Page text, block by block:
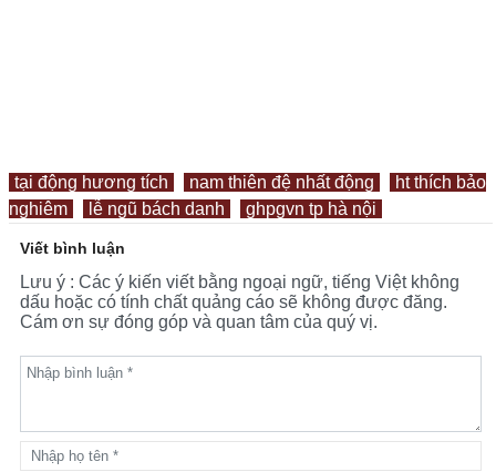
tại động hương tích nam thiên đệ nhất động
ht thích bảo
nghiêm
lễ ngũ bách danh ghpgvn tp hà nội
Viết bình luận
Lưu ý : Các ý kiến viết bằng ngoại ngữ, tiếng Việt không
dấu hoặc có tính chất quảng cáo sẽ không được đăng.
Cám ơn sự đóng góp và quan tâm của quý vị.